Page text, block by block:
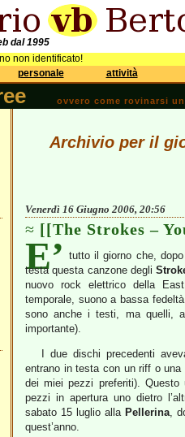
dal 1995
non identificato!
personale attività
ovvero come rovinarsi
Archivio per il
Venerdì 16 Giugno 2006, 20:56
[[The Strokes –
E’ tutto il giorno che,
testa questa canzone degli
nuovo rock elettrico della
temporale, suono a bassa
sono anche i testi, ma quelli,
importante).
I due dischi precedenti
entrano in testa con un riff o una
dei miei pezzi preferiti). Questo
pezzi in apertura uno dietro
sabato 15 luglio alla Pellerina,
quest’anno.